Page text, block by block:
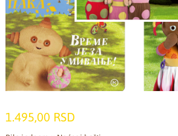
1.495,00 RSD